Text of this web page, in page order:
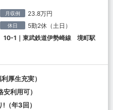
月収例 23.8万円
休日 5勤2休（土日）
1｜東武鉄道伊勢崎線 境町駅
厚生充実）
利用可）
（年3回）